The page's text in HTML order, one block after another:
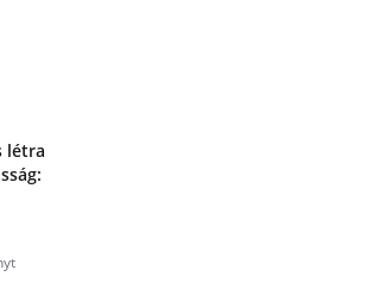
létra